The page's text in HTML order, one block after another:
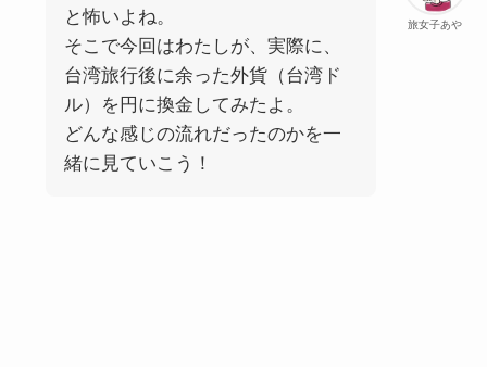
旅女子あや
と怖いよね。
そこで今回はわたしが、実際に、
台湾旅行後に余った外貨（台湾ド
ル）を円に換金してみたよ。
どんな感じの流れだったのかを一
緒に見ていこう！